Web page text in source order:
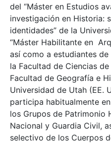
del “Máster en Estudios
investigación en Historia:
identidades” de la
“Máster Habilitante en
así como a estudiantes
la Facultad de Ciencias
Facultad de Geografía e
Universidad de Utah (EE.
participa habitualmente
los Grupos de Patrimonio
Nacional y Guardia Civil,
selectivo de los Cuerpos